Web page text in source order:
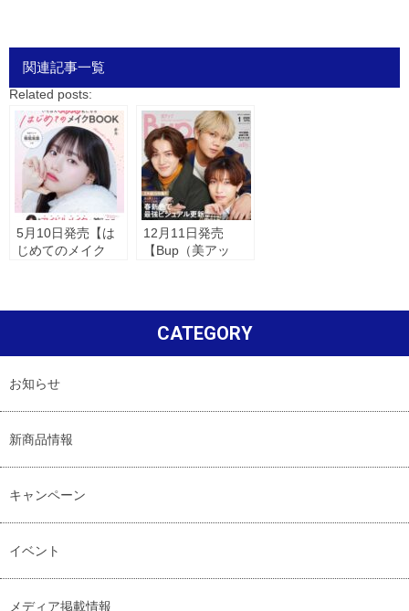
関連記事一覧
Related posts:
5月10日発売【は
じめてのメイク
12月11日発売
【Bup（美アッ
れました。
CATEGORY
お知らせ
新商品情報
キャンペーン
イベント
メディア掲載情報